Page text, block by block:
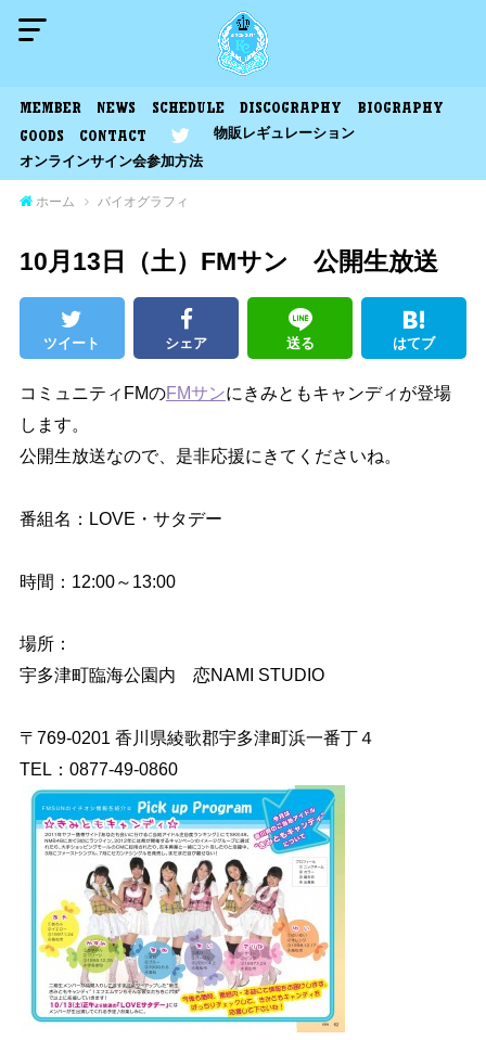
MEMBER NEWS SCHEDULE DISCOGRAPHY
BIOGRAPHY
GOODS
CONTACT
物販レギュレーション
オンラインサイン会参加方法
ホーム バイオグラフィ
10月13日（土）FMサン 公開生放送
ツイート シェア 送る はてブ
コミュニティFMのFMサンにきみともキャンディが登場
します。
公開生放送なので、是非応援にきてくださいね。
番組名：LOVE・サタデー
時間：12:00～13:00
場所：
宇多津町臨海公園内 恋NAMI STUDIO
〒769-0201 香川県綾歌郡宇多津町浜一番丁４
TEL：0877-49-0860